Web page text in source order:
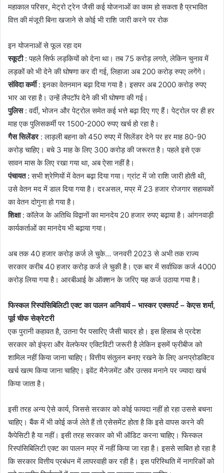
महाकाल परिसर, मेट्रो ट्रेन जैसी कई योजनाओं का काम हो सकता है प्रभावित
वित्त की मंजूरी बिना खजाने से कोई भी राशि जारी करने पर रोक
इन योजनाओं से फूल रहा दम
स्कूटी: पहले सिर्फ लड़कियों को देना था। तब 75 करोड़ लगते, लेकिन चुनाव में
लड़कों को भी देने की घोषणा कर दी गई, लिहाजा अब 200 करोड़ रुपए लगेंगे।
संविदा कर्मी: इनका वेतनमान बढ़ा दिया गया है। इसपर अब 2000 करोड़ रुपए
भार आ रहा है। उन्हें लैपटॉप देने की भी घोषणा की गई।
पुलिस: वर्दी, भोजन और पेट्रोल समेत कई भत्ते बढ़ा दिए गए हैं। पेट्रोल पर ही हर
माह एक पुलिसकर्मी पर 1500-2000 रुपए खर्च हो रहा है।
गैस सिलेंडर: लाड़ली बहना को 450 रुपए में सिलेंडर देने पर हर माह 80-90
करोड़ चाहिए। बचे 3 माह के लिए 300 करोड़ की जरूरत है। पहले इसे एक
सावन मास के लिए रखा गया था, अब ऐसा नहीं है।
पंचायत :सभी श्रेणियों में वेतन बढ़ा दिया गया। ग्रांट में जो राशि जारी होती थी,
उसे वेतन मद में डाल दिया गया है। दरअसल, मप्र में 23 हजार रोजगार सहायकों
का वेतन दोगुना हो गया है।
शिक्षा: कॉलेज के अतिथि विद्वानों का मानदेय 20 हजार रुपए बढ़ाया है। आंगनवाड़ी
कार्यकर्ताओं का मानदेय भी बढ़ाया गया।
अब तक 40 हजार करोड़ कर्ज ले चुके… जनवरी 2023 से अभी तक राज्य
सरकार करीब 40 हजार करोड़ कर्ज ले चुकी है। एक बार में सर्वाधिक कर्ज 4000
करोड़ लिया गया है। आरबीआई के ऑक्शन के जरिए यह कर्ज उठाया गया है।
फिस्कल रिस्पांसिबिलिटी एक्ट का पालन अनिवार्य – भास्कर एक्सपर्ट – केएस शर्मा,
पूर्व चीफ सेक्रेटरी
एक पुरानी कहावत है, उतना पैर पसारिए जैसी चादर हो। इस हिसाब से प्रदेश
सरकार को इंफ्रा और वेलफेयर एक्टिविटी जरूरी है लेकिन इसमें फ्रीबीज को
शामिल नहीं किया जाना चाहिए। वित्तीय संतुलन बनाए रखने के लिए अनप्रोडक्टिव
खर्च खत्म किया जाना चाहिए। इवेंट मैनेजमेंट और उत्सव मनाने पर ज्यादा खर्च
किया जाता है।
इसी तरह अन्य ऐसे कार्य, जिससे सरकार को कोई फायदा नहीं हो रहा उससे बचना
चाहिए। बैंक में भी कोई कर्ज लेते हैं तो एसेसमेंट होता है कि इसे वापस करने की
कैपेसिटी है या नहीं। इसी तरह सरकार को भी ऑडिट करना चाहिए। फिस्कल
रिस्पांसिबिलिटी एक्ट का पालन मप्र में नहीं किया जा रहा है। इससे साबित हो रहा है
कि सरकार वित्तीय प्रबंधन में लापरवाही कर रही है। इस परिस्थिति में नागरिकों को